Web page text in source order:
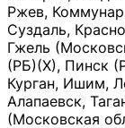
Ржев,
Суздаль,
Гжель
(РБ)(Х), Пинск
Курган, Ишим,
Алапаевск,
(Московская